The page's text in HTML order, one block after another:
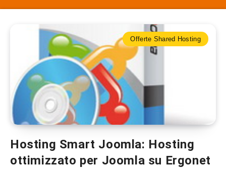
Offerte Shared Hosting
Hosting Smart Joomla: Hosting
ottimizzato per Joomla su Ergonet